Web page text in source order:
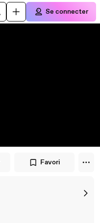
Se connecter
Favori